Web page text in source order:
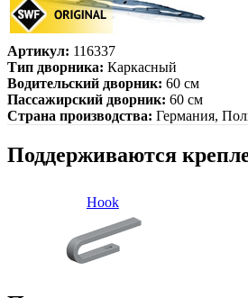
Артикул: 116337
Тип дворника: Каркасный
Водительский дворник: 60 см
Пассажирский дворник: 60 см
Страна производства: Германия,
Поддерживаются
Hook